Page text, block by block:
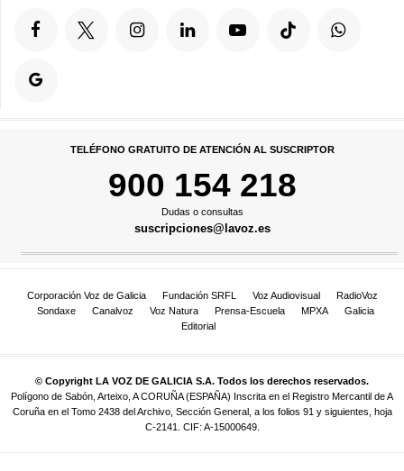
TELÉFONO GRATUITO DE ATENCIÓN AL SUSCRIPTOR
900 154 218
Dudas o consultas
suscripciones@lavoz.es
Corporación Voz de Galicia Fundación SRFL Voz Audiovisual
RadioVoz
Sondaxe
Canalvoz Voz Natura Prensa-Escuela MPXA
Galicia
Editorial
© Copyright LA VOZ DE GALICIA S.A. Todos los derechos reservados.
Polígono de Sabón, Arteixo, A CORUÑA (ESPAÑA) Inscrita en el Registro Mercantil de A
Coruña en el Tomo 2438 del Archivo, Sección General, a los folios 91 y siguientes, hoja
C-2141. CIF: A-15000649.